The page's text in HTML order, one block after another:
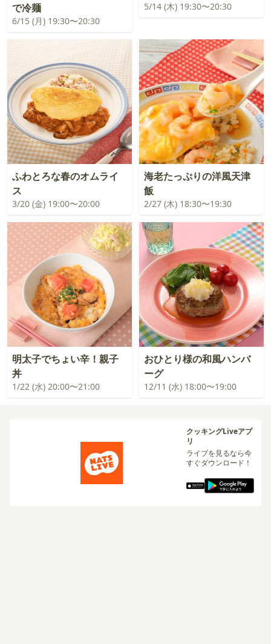
で冷麺
6/15 (月) 19:30〜20:30
5/14 (木) 19:30〜20:30
ふわとろな春のオムライ
ス
3/20 (金) 19:00〜20:00
海老たっぷりの洋風天津
飯
2/27 (木) 18:30〜19:30
明太子でちょい辛！親子
丼
1/22 (水) 20:00〜21:00
おひとり様の和風ハンバ
ーグ
12/11 (水) 18:00〜19:00
クッキングLiveアプ
リ
ライブを見るなら今
すぐダウンロード！